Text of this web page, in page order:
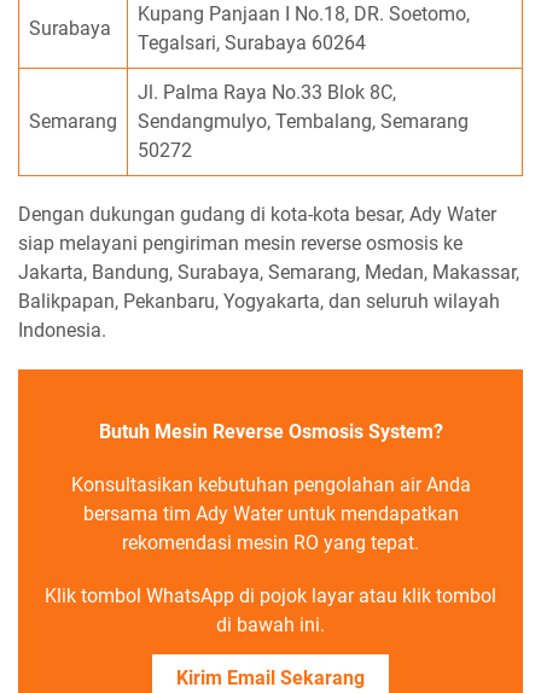
Surabaya
Kupang Panjaan I No.18, DR. Soetomo,
Tegalsari, Surabaya 60264
Semarang
Jl. Palma Raya No.33 Blok 8C,
Sendangmulyo, Tembalang, Semarang
50272
Dengan dukungan gudang di kota-kota besar, Ady Water
siap melayani pengiriman mesin reverse osmosis ke
Jakarta, Bandung, Surabaya, Semarang, Medan, Makassar,
Balikpapan, Pekanbaru, Yogyakarta, dan seluruh wilayah
Indonesia.
Butuh Mesin Reverse Osmosis System?
Konsultasikan kebutuhan pengolahan air Anda
bersama tim Ady Water untuk mendapatkan
rekomendasi mesin RO yang tepat.
Klik tombol WhatsApp di pojok layar atau klik tombol
di bawah ini.
Kirim Email Sekarang